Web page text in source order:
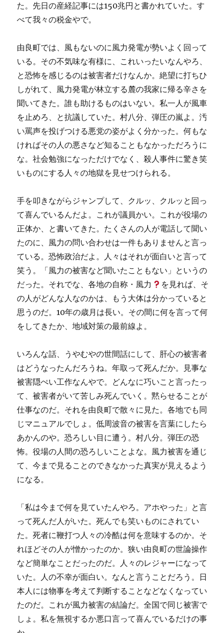
た。先日の産経記事には150兆円と書かれていた。す
べて我々の税金やで。
由良町では、風もないのに風力発電が勢いよく回って
いる。その不気味な有様に、これいったいなんやろ、
と恐怖を感じるのは被害者だけなんか。絶望に打ちひ
しがれて、風力発電が林立する麓の我家に帰る辛さを
聞いてきた。誰も助けるものはいない。私一人が風車
を止めろ、と抗議していた。村八分、弾圧の嵐よ。汚
い罵声を投げつける悪党の姿がよく分かった。何もな
ければその人の悪さなど知ることもなかっただろうに
な。社会勉強になっただけでなく、殺人事件に驚き笑
いものにする人々の地獄を見せつけられる。
手を叩きながらジャンプして、クルッ、クルッと回っ
て喜んでいるんだよ。これが議員かい。これが役場の
正体か、と書いてきた。たくさんの人が電話して聞い
たのに、風力の問い合わせは一件もありませんと言っ
ている。恐怖政治だよ。人々はそれが面白いと言って
笑う。「風力の被害など聞いたこともない」というの
だった。それでな、各地の自称・風力
を見れば、そ
の人がどんな人なのかは、もう大体は分かっていると
思うのだ。10年の歳月は長い。その間に何を言って何
をしてきたか、地域対策の最前線よ。
いろんな話、うやむやの世間話にして、肝心の被害者
はどうなったんだろうね。年取って死んだか。見事な
被害隠ぺい工作なんやで。どんなに巧いこと言ったっ
て、被害者がいて苦しみ死んでいく。黙らせることが
仕事なのだ。それを由良町で散々に見た。各地でも同
じマニュアルでしょ。低周波音の被害を言葉にしたら
あかんのや。恐ろしい目に遭う。村八分。弾圧の恐
怖。役場の人間の恐ろしいことよな。風力被害を通じ
て、今まで見ることのできなかった真実が見えるよう
になる。
「私は今まで何を見ていたんやろ。アホやった」と言
って死んだ人がいた。死んでも笑いものにされてい
た。死者に鞭打つ人々の冷酷は何を意味するのか。そ
れほどその人が憎かったのか。狭い由良町の世論操作
など簡単なことだったのだ。人々のレジャーになって
いた。人の不幸が面白い。なんと言うことだろう。日
本人には物事を考えて判断することなどなくなってい
たのだ。これが風力被害の結論だ。全国で同じ被害で
しょ。私を無視するか悪口言って喜んでいるだけの事